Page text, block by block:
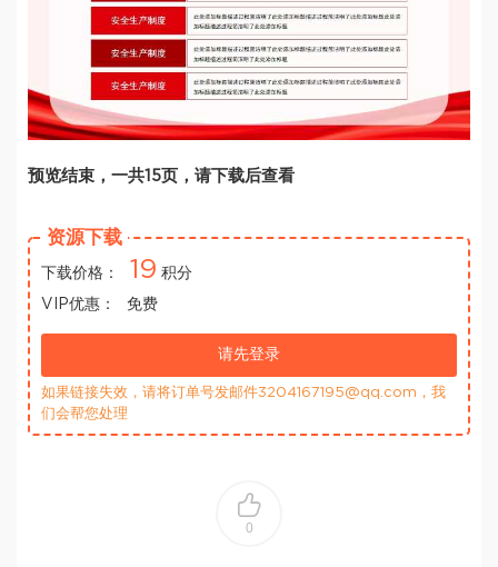
预览结束，一共15页，请下载后查看
资源下载
下载价格： 19 积分
VIP优惠：
免费
请先登录
如果链接失效，请将订单号发邮件3204167195@qq.com，我
们会帮您处理
0